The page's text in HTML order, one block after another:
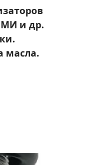
и др.
масла.